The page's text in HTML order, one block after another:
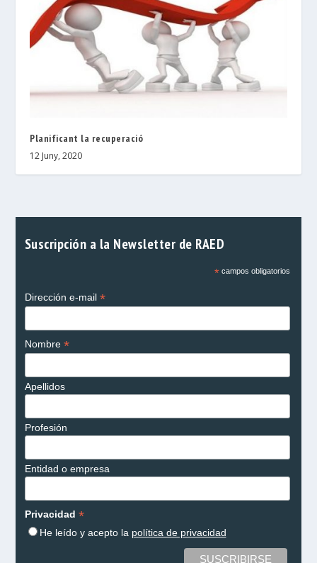
Planificant la recuperació
12 Juny, 2020
Suscripción a la Newsletter de RAED
*campos obligatorios
Dirección e-mail *
Nombre *
Apellidos
Profesión
Entidad o empresa
Privacidad *
He leído y acepto la política de privacidad